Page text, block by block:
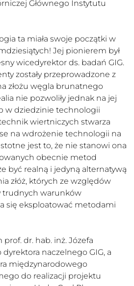
Głównego Instytutu
ta miała swoje początki w
Jej pionierem był
wicedyrektor ds. badań GIG.
zostały przeprowadzone z
złożu węgla brunatnego
nie pozwoliły jednak na jej
w dziedzinie technologii
wiertniczych stwarza
na wdrożenie technologii na
jest to, że nie stanowi ona
obecnie metod
być realną i jedyną alternatywą
złóż, których ze względów
trudnych warunków
się eksploatować metodami
prof. dr. hab. inż. Józefa
naczelnego GIG, a
międzynarodowego
do realizacji projektu